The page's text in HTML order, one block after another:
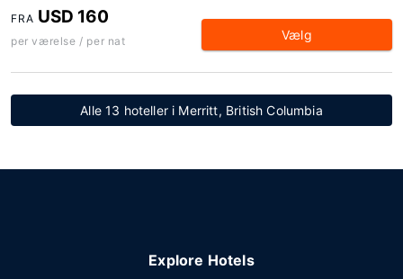
FRA USD 160
per værelse / per nat Vælg
Alle 13 hoteller i Merritt, British Columbia
Explore Hotels